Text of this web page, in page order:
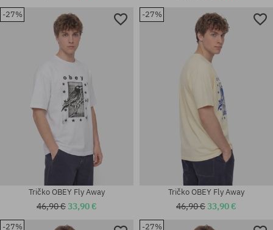
Dostupné veľkosti:
Dostupné veľkosti:
-27%
Tričko OBEY Fly Away
46,90 €33,90 €
-27%
Tričko OBEY Fly Away
46,90 €33,90 €
-27% -27%